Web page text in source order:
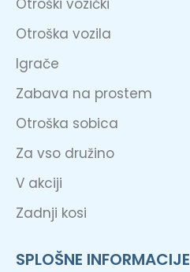
Otroški vozički
Otroška vozila
Igrače
Zabava na prostem
Otroška sobica
Za vso družino
V akciji
Zadnji kosi
SPLOŠNE INFORMACIJE